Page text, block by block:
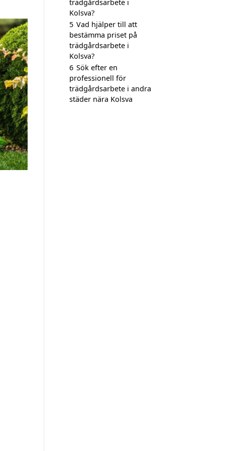
trädgårdsarbete i
Kolsva?
5 Vad hjälper till att
bestämma priset på
trädgårdsarbete i
Kolsva?
6 Sök efter en
professionell för
trädgårdsarbete i andra
städer nära Kolsva